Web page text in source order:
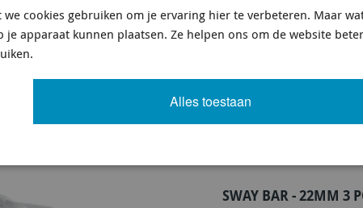
STI 2008-2010 HATCHBACK / ONDERSTEL ONDERDELEN SUBARU WRX STI 2008-2010
22MM 3 POINT ADJUSTABLE
SWAY BAR - 22MM 3
cookies gebruiken om je ervaring hier te verbeteren. Maar
je apparaat kunnen plaatsen. Ze helpen ons om de website
Alles toestaan